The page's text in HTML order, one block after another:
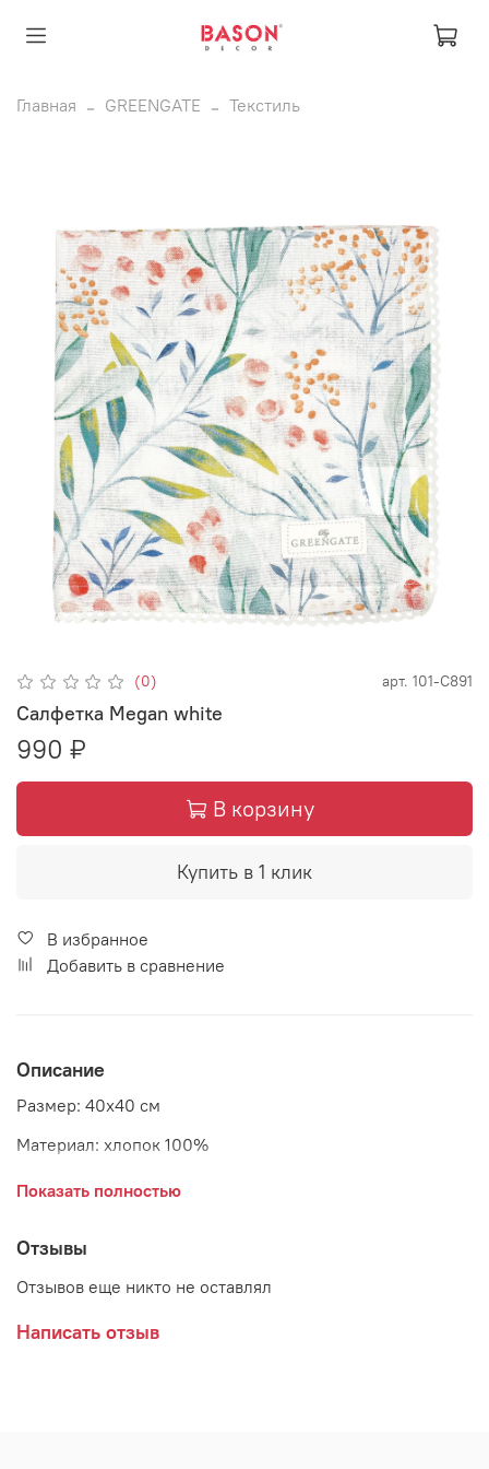
Главная GREENGATE Текстиль
(0) арт. 101-С891
Салфетка Megan white
990 ₽
В корзину
Купить в 1 клик
В избранное
Добавить в сравнение
Описание
Размер: 40x40 см
Материал: хлопок 100%
Страна: Дания
Показать полностью
Отзывы
Отзывов еще никто не оставлял
Написать отзыв